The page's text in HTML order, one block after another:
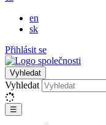
en
sk
Přihlásit se
Vyhledat
Vyhledat
☰